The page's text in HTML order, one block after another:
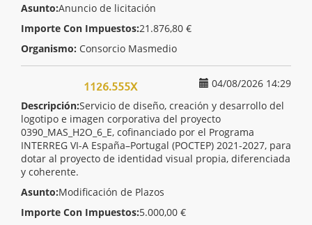
Asunto:Anuncio de licitación
Importe Con Impuestos:21.876,80 €
Organismo: Consorcio Masmedio
04/08/2026 14:29
1126.555X
Descripción:Servicio de diseño, creación y desarrollo del
logotipo e imagen corporativa del proyecto
0390_MAS_H2O_6_E, cofinanciado por el Programa
INTERREG VI-A España–Portugal (POCTEP) 2021-2027, para
dotar al proyecto de identidad visual propia, diferenciada
y coherente.
Asunto:Modificación de Plazos
Importe Con Impuestos:5.000,00 €